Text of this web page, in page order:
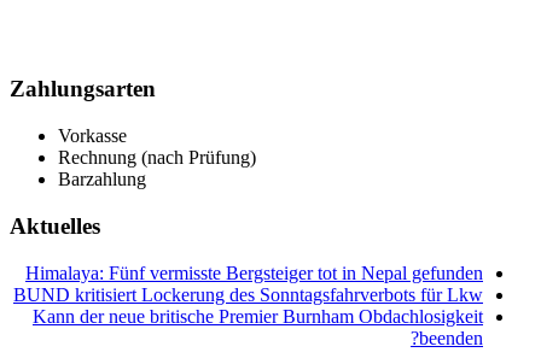
Zahlungsarten
Vorkasse
Rechnung (nach Prüfung)
Barzahlung
Aktuelles
Himalaya: Fünf vermisste Bergsteiger tot in Nepal gefunden
BUND kritisiert Lockerung des Sonntagsfahrverbots für Lkw
Kann der neue britische Premier Burnham Obdachlosigkeit
beenden?